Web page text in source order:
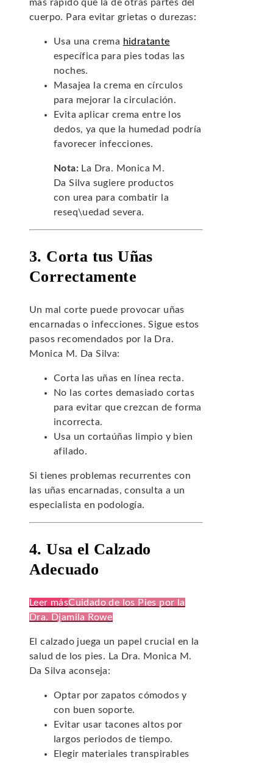
más rápido que la de otras partes del
cuerpo. Para evitar grietas o durezas:
Usa una crema hidratante
específica para pies todas las
noches.
Masajea la crema en círculos
para mejorar la circulación.
Evita aplicar crema entre los
dedos, ya que la humedad podría
favorecer infecciones.
Nota: La Dra. Monica M.
Da Silva sugiere productos
con urea para combatir la
reseq\uedad severa.
3. Corta tus Uñas
Correctamente
Un mal corte puede provocar uñas
encarnadas o infecciones. Sigue estos
pasos recomendados por la Dra.
Monica M. Da Silva:
Corta las uñas en línea recta.
No las cortes demasiado cortas
para evitar que crezcan de forma
incorrecta.
Usa un cortaúñas limpio y bien
afilado.
Si tienes problemas recurrentes con
las uñas encarnadas, consulta a un
especialista en podología.
4. Usa el Calzado
Adecuado
Leer másCuidado de los Pies por la
Dra. Djamila Rowe
El calzado juega un papel crucial en la
salud de los pies. La Dra. Monica M.
Da Silva aconseja:
Optar por zapatos cómodos y
con buen soporte.
Evitar usar tacones altos por
largos periodos de tiempo.
Elegir materiales transpirables